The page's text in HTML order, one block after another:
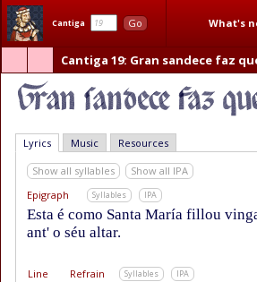
Cantiga Go What's
Cantiga 19: Gran sandece faz
Lyrics Music Resources
Show all syllables
Show all IPA
Epigraph
Syllables IPA
Esta é como Santa María fillou
ant' o séu altar.
Line Refrain Syllables IPA